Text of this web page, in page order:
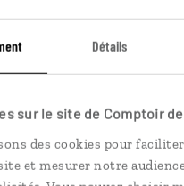
Détails
sur le site de Comptoir
des cookies pour
et mesurer notre
envie de